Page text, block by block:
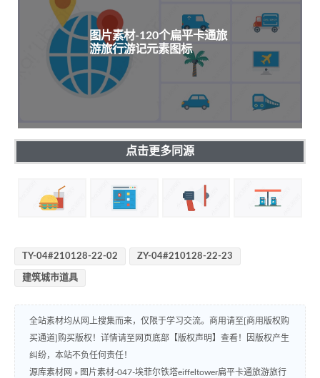
图片素材-120个扁平卡通旅
游旅行游记元素图标
点击更多同源
TY-04#210128-22-02 ZY-04#210128-22-23
建筑城市道具
全站素材均从网上搜集而来，仅限于学习交流。商用请至[商用版权购
买通道]购买版权！详情请至网页底部【版权声明】查看！因版权产生
纠纷，本站不负任何责任！
源库素材网 » 图片素材-047-埃菲尔铁塔eiffeltower扁平卡通旅游旅行